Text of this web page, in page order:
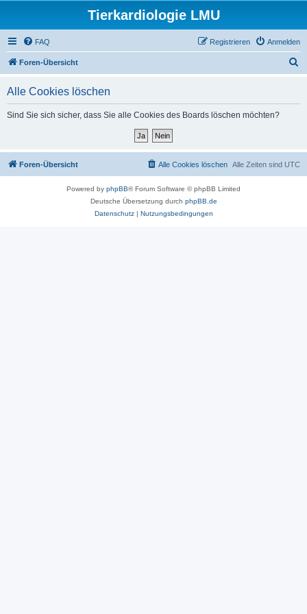
Tierkardiologie LMU
FAQ Anmelden
Registrieren
Foren-Übersicht
Alle Cookies löschen
Sind Sie sich sicher, dass Sie alle Cookies des Boards löschen möchten?
Foren-Übersicht Alle Zeiten sind UTC
Alle Cookies löschen
Powered by phpBB® Forum Software © phpBB Limited
Deutsche Übersetzung durch phpBB.de
Datenschutz| Nutzungsbedingungen